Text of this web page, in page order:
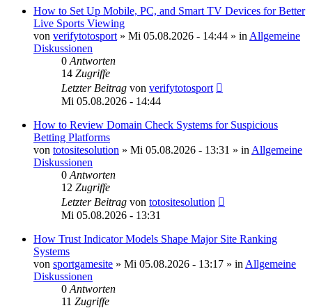
How to Set Up Mobile, PC, and Smart TV Devices for Better
Live Sports Viewing
von verifytotosport » Mi 05.08.2026 - 14:44 » in Allgemeine
Diskussionen
0 Antworten
14 Zugriffe
Letzter Beitrag von verifytotosport
Mi 05.08.2026 - 14:44
How to Review Domain Check Systems for Suspicious
Betting Platforms
von totositesolution » Mi 05.08.2026 - 13:31 » in Allgemeine
Diskussionen
0 Antworten
12 Zugriffe
Letzter Beitrag von totositesolution
Mi 05.08.2026 - 13:31
How Trust Indicator Models Shape Major Site Ranking
Systems
von sportgamesite » Mi 05.08.2026 - 13:17 » in Allgemeine
Diskussionen
0 Antworten
11 Zugriffe